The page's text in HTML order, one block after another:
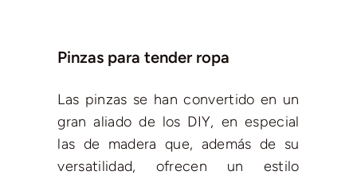
Pinzas para tender ropa
Las pinzas se han convertido en un
gran aliado de los DIY, en especial
las de madera que, además de su
versatilidad, ofrecen un estilo